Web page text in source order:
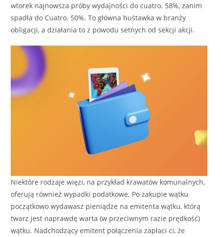
wtorek najnowsza próby wydajności do cuatro. 58%, zanim
spadła do Cuatro. 50%. To główna huśtawka w branży
obligacji, a działania to z powodu setnych od sekcji akcji.
Niektóre rodzaje więzi, na przykład krawatów komunalnych,
oferują również wypadki podatkowe. Po zakupie wątku
początkowo wydawasz pieniądze na emitenta wątku, którą
twarz jest naprawdę warta (w przeciwnym razie prędkość)
wątku. Nadchodzący emitent połączenia zapłaci ci, że